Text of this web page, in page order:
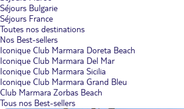
Séjours Bulgarie
Séjours France
Toutes nos destinations
Nos Best-sellers
Iconique Club Marmara Doreta Beach
Iconique Club Marmara Del Mar
Iconique Club Marmara Sicilia
Iconique Club Marmara Grand Bleu
Club Marmara Zorbas Beach
Tous nos Best-sellers